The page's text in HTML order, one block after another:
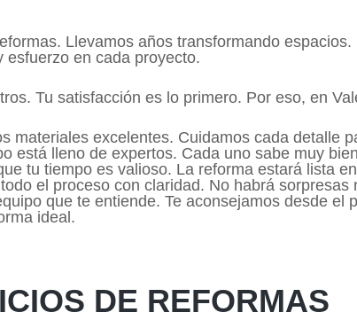
Llevamos años transformando
esfuerzo en cada proyecto.
Tu satisfacción es lo primero. Por eso, en
materiales excelentes. Cuidamos cada detalle
está lleno de expertos. Cada uno sabe muy
tu tiempo es valioso. La reforma estará lista
el proceso con claridad. No habrá sorpresas
que te entiende. Te aconsejamos desde
ideal.
DE REFORMAS